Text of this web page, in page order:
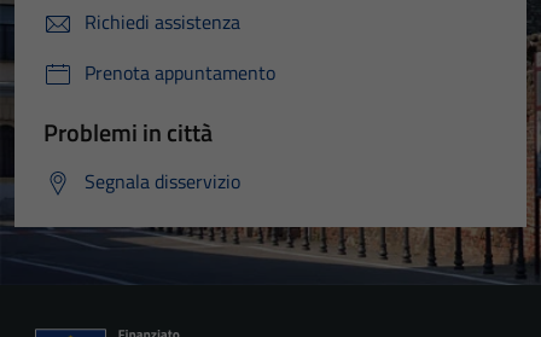
Richiedi assistenza
Prenota appuntamento
Problemi in città
Segnala disservizio